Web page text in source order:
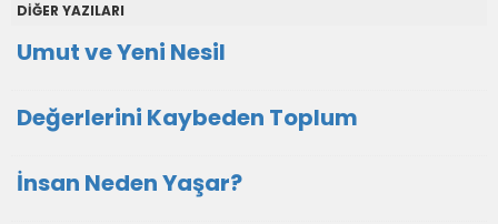
DİĞER YAZILARI
Umut ve Yeni Nesil
Değerlerini Kaybeden Toplum
İnsan Neden Yaşar?